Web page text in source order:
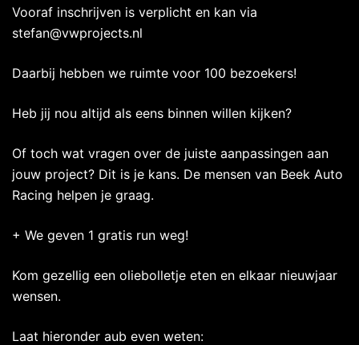
Vooraf inschrijven is verplicht en kan via
stefan@vwprojects.nl
Daarbij hebben we ruimte voor 100 bezoekers!
Heb jij nou altijd als eens binnen willen kijken?
Of toch wat vragen over de juiste aanpassingen aan
jouw project? Dit is je kans. De mensen van Beek Auto
Racing helpen je graag.
+ We geven 1 gratis run weg!
Kom gezellig een oliebolletje eten en elkaar nieuwjaar
wensen.
Laat hieronder aub even weten: